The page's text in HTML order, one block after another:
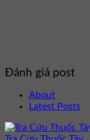
Đánh giá post
About
Latest Posts